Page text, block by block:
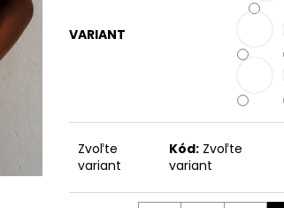
VARIANT
Zvoľte
variant
Kód: Zvoľte
variant
PREŠÍVANÁ, ASYMETRICKÁ BUNDA S
KAPUCŇOU IT-RAMOSA
€55
Pôvodne: